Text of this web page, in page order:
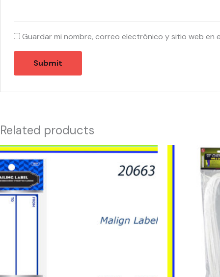
Guardar mi nombre, correo electrónico y sitio web en
Related products
20663
-
MALIGN
LABEL
quantity